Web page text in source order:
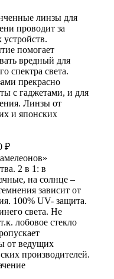
линзы для
проводит за
помогает
вредный для
спектра света.
прекрасно
с гаджетами, и для
Линзы от
и японских
₽
2 в 1: в
на солнце –
зависит от
100% UV- защита.
света. Не
лобовое стекло
от ведущих
производителей.